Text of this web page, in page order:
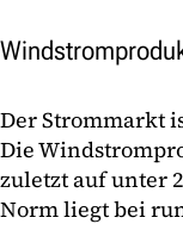
Der Strommarkt
Die
zuletzt auf unter
Norm liegt bei